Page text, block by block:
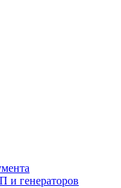
и генераторов